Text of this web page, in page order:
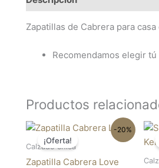
Zapatillas de Cabrera para
Recomendamos elegir
Productos
-20%
¡Oferta!
Calzado chica
Zapatilla Cabrera Love
El
precio
original
29.95€.
El
precio
23.96€.
Este
tiene